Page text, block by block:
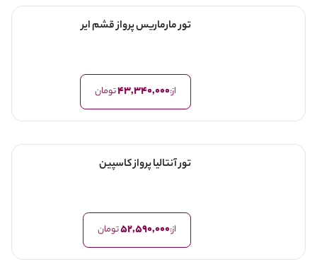
تور مارماریس پرواز قشم ایر
از:43,340,000تومان
تور آنتالیا پرواز کاسپین
از:52,590,000تومان